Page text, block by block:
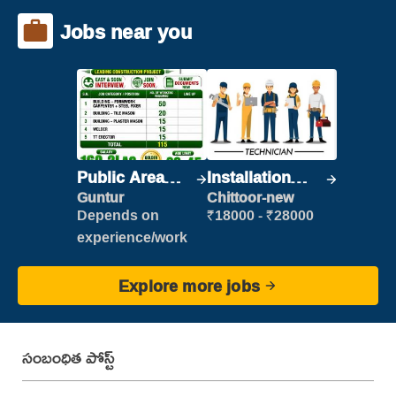
Jobs near you
Public Area
Cleaner
Guntur
Depends on
experience/work
Installation
Engineer/
Helper
Chittoor-new
₹18000 - ₹28000
Explore more jobs
సంబంధిత పోస్ట్